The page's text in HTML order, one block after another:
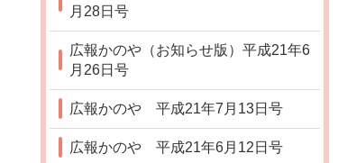
月28日号
広報かのや（お知らせ版）平成21年6
月26日号
広報かのや 平成21年7月13日号
広報かのや 平成21年6月12日号